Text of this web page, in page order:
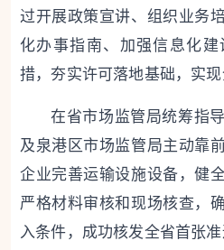
过开展政策宣讲、组织业务
化办事指南、加强信息化
措，夯实许可落地基础，实现
在省市场监管局统筹指
及泉港区市场监管局主动靠
企业完善运输设施设备，健
严格材料审核和现场核查，
入条件，成功核发全省首张准